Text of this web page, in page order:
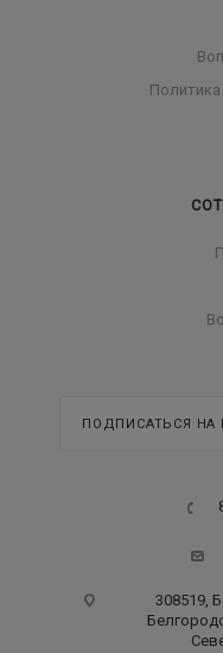
ПОДПИСАТЬСЯ НА
308519,